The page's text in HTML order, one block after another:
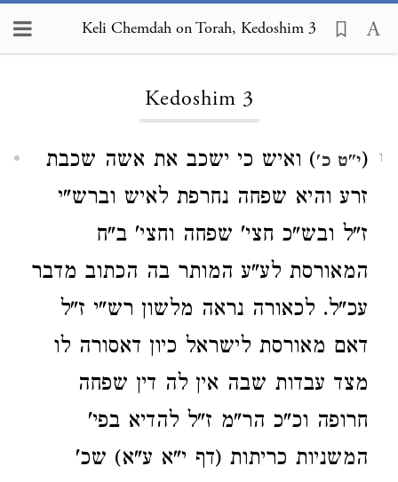
Keli Chemdah on Torah, Kedoshim 3
Kedoshim 3
1
(י"ט כ') ואיש כי ישכב את אשה שכבת
זרע והיא שפחה נחרפת לאיש וברש"י
ז"ל ובש"כ חצי' שפחה וחצי' ב"ח
המאורסת לע"ע המותר בה הכתוב מדבר
עכ"ל. לכאורה נראה מלשון רש"י ז"ל
דאם מאורסת לישראל כיון דאסורה לו
מצד עבדות שבה אין לה דין שפחה
חרופה וכ"כ הר"מ ז"ל להדיא בפי'
המשניות כריתות (דף י"א ע"א) שכ'